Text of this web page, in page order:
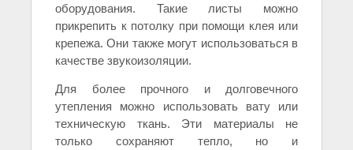
оборудования. Такие листы можно
прикрепить к потолку при помощи клея или
крепежа. Они также могут использоваться в
качестве звукоизоляции.
Для более прочного и долговечного
утепления можно использовать вату или
техническую ткань. Эти материалы не
только сохраняют тепло, но и